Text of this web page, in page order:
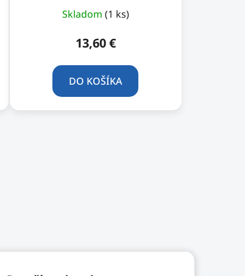
Skladom (1 ks)
13,60 €
DO KOŠÍKA